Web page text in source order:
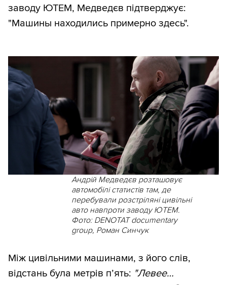
заводу ЮТЕМ, Медведєв підтверджує:
"Машины находились примерно здесь".
Андрій Медведєв розташовує
автомобілі статистів там, де
перебували розстріляні цивільні
авто навпроти заводу ЮТЕМ.
Фото: DENOTAT documentary
group, Роман Синчук
Між цивільними машинами, з його слів,
відстань була метрів п’ять: "Левее…